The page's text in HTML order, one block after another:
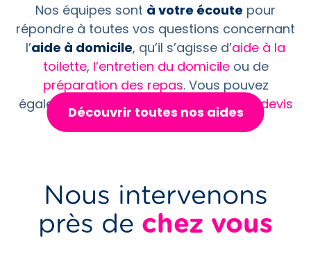
Découvrir toutes nos aides
Nos équipes sont à votre écoute pour
répondre à toutes vos questions concernant
l’aide à domicile, qu’il s’agisse d’aide à la
toilette, l’entretien du domicileou de
préparation des repas. Vous pouvez
également effectuer une
demande de devis
gratuit.
Nous intervenons
près de chez vous